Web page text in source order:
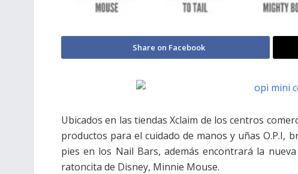
Share on Facebook
Ubicados en las tiendas Xclaim de los centros
productos para el cuidado de manos y uñas
pies en los Nail Bars, además encontrará la
ratoncita de Disney, Minnie Mouse.